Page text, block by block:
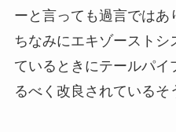
ーと言っても過言ではあ
ちなみにエキゾーストシ
ているときにテールパ
るべく改良されているそ